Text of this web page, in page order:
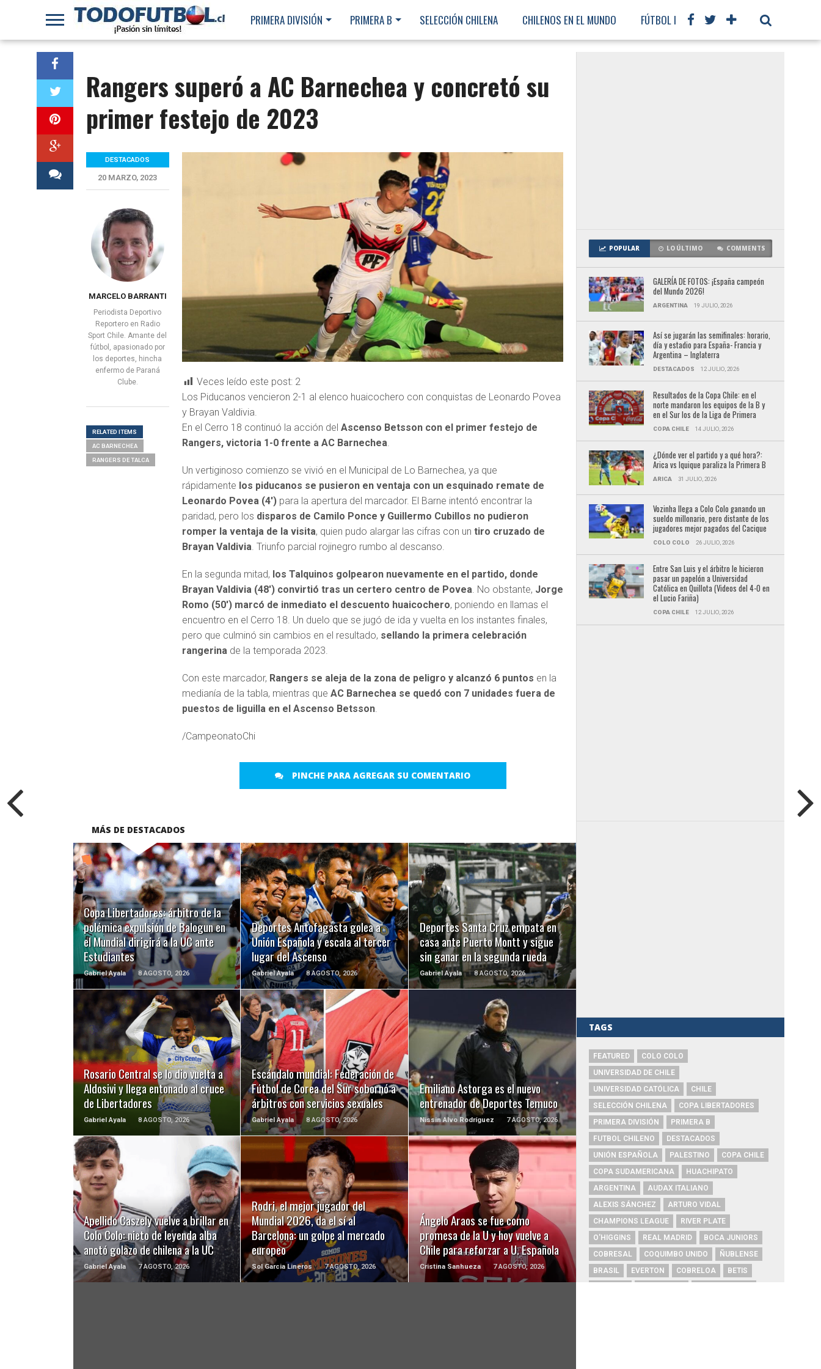
PRIMERA DIVISIÓN PRIMERA B SELECCIÓN CHILENA CHILENOS EN EL MUNDO FÚTBOL INTERNACIONAL
Rangers superó a AC Barnechea y concretó su
primer festejo de 2023
Veces leído este post: 2
Los Piducanos vencieron 2-1 al elenco huaicochero con conquistas de Leonardo Povea
y Brayan Valdivia.
En el Cerro 18 continuó la acción delAscenso Betsson con el primer festejo de
Rangers, victoria 1-0 frente a AC Barnechea.
Un vertiginoso comienzo se vivió en el Municipal de Lo Barnechea, ya que
rápidamente los piducanos se pusieron en ventaja con un esquinado remate de
Leonardo Povea (4′) para la apertura del marcador. El Barne intentó encontrar la
paridad, pero los disparos de Camilo Ponce y Guillermo Cubillos no pudieron
romper la ventaja de la visita, quien pudo alargar las cifras con untiro cruzado de
Brayan Valdivia. Triunfo parcial rojinegro rumbo al descanso.
En la segunda mitad, los Talquinos golpearon nuevamente en el partido, donde
Brayan Valdivia (48′) convirtió tras un certero centro de Povea. No obstante, Jorge
Romo (50′) marcó de inmediato el descuento huaicochero, poniendo en llamas el
encuentro en el Cerro 18. Un duelo que se jugó de ida y vuelta en los instantes finales,
pero que culminó sin cambios en el resultado, sellando la primera celebración
rangerina de la temporada 2023.
Con este marcador, Rangers se aleja de la zona de peligro y alcanzó 6 puntos en la
medianía de la tabla, mientras queAC Barnechea se quedó con 7 unidades fuera de
puestos de liguilla en el Ascenso Betsson.
/CampeonatoChi
PINCHE PARA AGREGAR SU COMENTARIO
DESTACADOS
20 MARZO, 2023
MARCELO BARRANTI
Periodista Deportivo
Reportero en Radio
Sport Chile. Amante del
fútbol, apasionado por
los deportes, hincha
enfermo de Paraná
Clube.
RELATED ITEMS
AC BARNECHEA
RANGERS DE TALCA
MÁS DE DESTACADOS
Copa Libertadores: árbitro de la
polémica expulsión de Balogun en
el Mundial dirigirá a la UC ante
Estudiantes
Gabriel Ayala 8 AGOSTO, 2026
LEER MÁS
Deportes Antofagasta golea a
Unión Española y escala al tercer
lugar del Ascenso
Gabriel Ayala 8 AGOSTO, 2026
LEER MÁS
Deportes Santa Cruz empata en
casa ante Puerto Montt y sigue
sin ganar en la segunda rueda
Gabriel Ayala 8 AGOSTO, 2026
LEER MÁS
Rosario Central se lo dio vuelta a
Aldosivi y llega entonado al cruce
de Libertadores
Gabriel Ayala 8 AGOSTO, 2026
LEER MÁS
Escándalo mundial: Federación de
Fútbol de Corea del Sur sobornó a
árbitros con servicios sexuales
Gabriel Ayala 8 AGOSTO, 2026
LEER MÁS
Emiliano Astorga es el nuevo
entrenador de Deportes Temuco
Nissin Alvo Rodríguez 7 AGOSTO, 2026
LEER MÁS
Apellido Caszely vuelve a brillar en
Colo Colo: nieto de leyenda alba
anotó golazo de chilena a la UC
Gabriel Ayala 7 AGOSTO, 2026
LEER MÁS
Rodri, el mejor jugador del
Mundial 2026, da el sí al
Barcelona: un golpe al mercado
europeo
Sol Garcia Lineros 7 AGOSTO, 2026
LEER MÁS
Ángelo Araos se fue como
promesa de la U y hoy vuelve a
Chile para reforzar a U. Española
Cristina Sanhueza 7 AGOSTO, 2026
LEER MÁS
POPULAR LO ÚLTIMO COMMENTS
GALERÍA DE FOTOS: ¡España campeón
del Mundo 2026!
ARGENTINA 19 JULIO, 2026
Así se jugarán las semifinales: horario,
día y estadio para España- Francia y
Argentina – Inglaterra
DESTACADOS 12 JULIO, 2026
Resultados de la Copa Chile: en el
norte mandaron los equipos de la B y
en el Sur los de la Liga de Primera
COPA CHILE 14 JULIO, 2026
¿Dónde ver el partido y a qué hora?:
Arica vs Iquique paraliza la Primera B
ARICA 31 JULIO, 2026
Vozinha llega a Colo Colo ganando un
sueldo millonario, pero distante de los
jugadores mejor pagados del Cacique
COLO COLO 26 JULIO, 2026
Entre San Luis y el árbitro le hicieron
pasar un papelón a Universidad
Católica en Quillota (Videos del 4-0 en
el Lucio Fariña)
COPA CHILE 12 JULIO, 2026
TAGS
FEATURED
COLO COLO
UNIVERSIDAD DE CHILE
UNIVERSIDAD CATÓLICA
CHILE
SELECCIÓN CHILENA
COPA LIBERTADORES
PRIMERA DIVISIÓN
PRIMERA B
FUTBOL CHILENO
DESTACADOS
UNIÓN ESPAÑOLA
PALESTINO
COPA CHILE
COPA SUDAMERICANA
HUACHIPATO
ARGENTINA
AUDAX ITALIANO
ALEXIS SÁNCHEZ
ARTURO VIDAL
CHAMPIONS LEAGUE
RIVER PLATE
O'HIGGINS
REAL MADRID
BOCA JUNIORS
COBRESAL
COQUIMBO UNIDO
ÑUBLENSE
BRASIL
EVERTON COBRELOA
BETIS